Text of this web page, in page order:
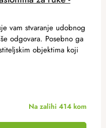
Na zalihi 414 kom
vam stvaranje udobnog
odgovara. Posebno ga
objektima koji